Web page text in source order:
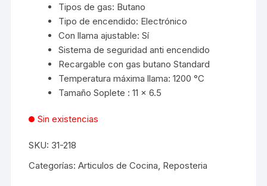
Tipos de gas: Butano
Tipo de encendido: Electrónico
Con llama ajustable: Sí
Sistema de seguridad anti encendido
Recargable con gas butano Standard
Temperatura máxima llama: 1200 °C
Tamaño Soplete : 11 x 6.5
Sin existencias
SKU: 31-218
Categorías:Articulos de Cocina Reposteria